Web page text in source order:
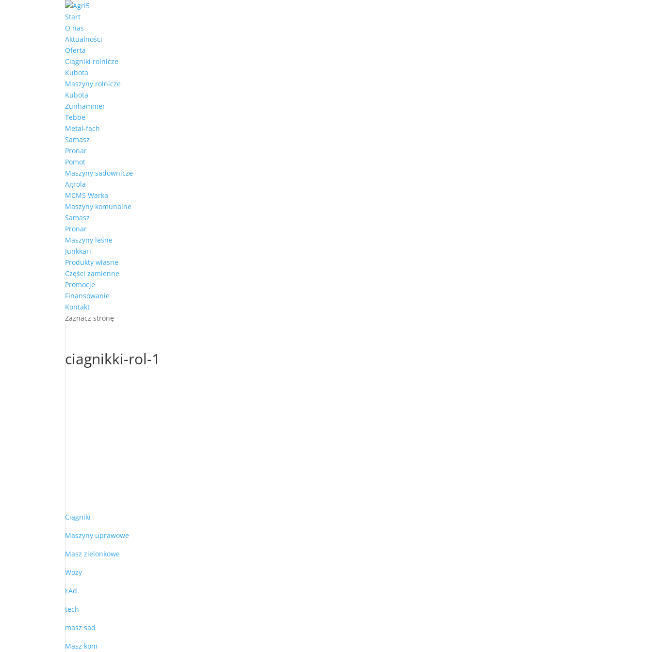
Start
O nas
Aktualności
Oferta
Ciągniki rolnicze
Kubota
Maszyny rolnicze
Kubota
Zunhammer
Tebbe
Metal-fach
Samasz
Pronar
Pomot
Maszyny sadownicze
Agrola
MCMS Warka
Maszyny komunalne
Samasz
Pronar
Maszyny leśne
Junkkari
Produkty własne
Części zamienne
Promocje
Finansowanie
Kontakt
Zaznacz stronę
ciagnikki-rol-1
Ciągniki
Maszyny uprawowe
Masz zielonkowe
Wozy
ŁAd
tech
masz sad
Masz kom